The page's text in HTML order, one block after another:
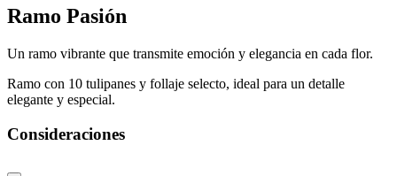
Ramo Pasión
Un ramo vibrante que transmite emoción y elegancia en cada flor.
Ramo con 10 tulipanes y follaje selecto, ideal para un detalle
elegante y especial.
Consideraciones